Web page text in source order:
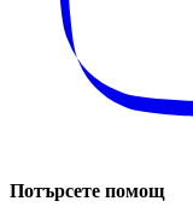
Потърсете помощ